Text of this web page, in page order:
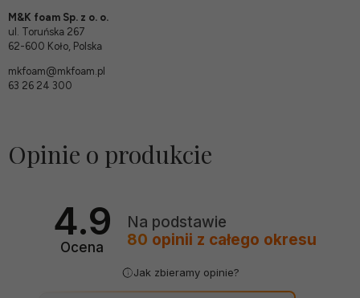
M&K foam Sp. z o. o.
ul. Toruńska 267
62-600 Koło, Polska
mkfoam@mkfoam.pl
63 26 24 300
Opinie o produkcie
4.9
Ocena
Na podstawie
80 opinii z całego okresu
Jak zbieramy opinie?